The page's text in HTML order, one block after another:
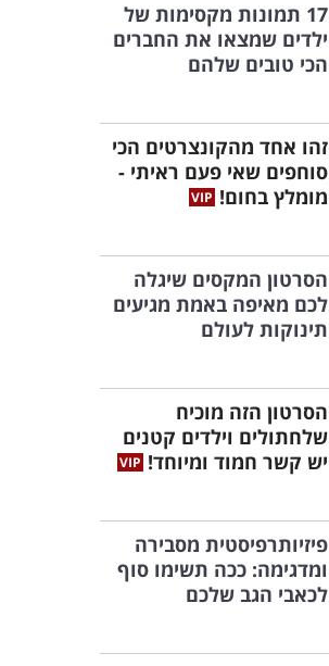
17 תמונות מקסימות של
ילדים שמצאו את החברים
הכי טובים שלהם
זהו אחד מהקונצרטים הכי
סוחפים שאי פעם ראיתי -
מומלץ בחום!
הסרטון המקסים שיגלה
לכם מאיפה באמת מגיעים
תינוקות לעולם
הסרטון הזה מוכיח
שלחתולים וילדים קטנים
יש קשר חמוד ומיוחד!
פיזיותרפיסטית מסבירה
ומדגימה: ככה תשימו סוף
לכאבי הגב שלכם